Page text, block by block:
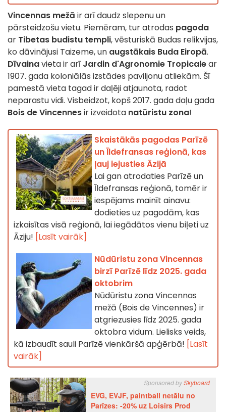
Vincennas mežā ir arī daudz slepenu un
pārsteidzošu vietu. Piemēram, tur atrodas pagoda
ar Tibetas budistu templi, vēsturiskā Budas relikvijas,
ko dāvinājusi Taizeme, un augstākais Buda Eiropā.
Dīvainavieta ir arīJardin d'Agronomie Tropicalear
1907. gada koloniālās izstādes paviljonu atliekām. Šī
pamestā vieta tagad ir daļēji atjaunota, radot
neparastu vidi. Visbeidzot, kopš 2017. gada daļu gada
Bois de Vincennesir izveidota natūristu zona!
Skaistākās pagodas Parīzē
un Īldefransas reģionā, kas
ļauj iejusties Āzijā
Lai gan atrodaties Parīzē un
Īldefransas reģionā, tomēr ir
iespējams mainīt ainavu:
dodieties uz pagodām, kas
izkaisītas visā reģionā, lai iegādātos vienu biļeti uz
Āziju! [Lasīt vairāk]
Nūdūristu zona Vincennas
birzī Parīzē līdz 2025. gada
oktobrim
Nūdūristu zona Vincennas
mežā (Bois de Vincennes) ir
atgriezusies līdz 2025. gada
oktobra vidum. Lielisks veids,
kā izbaudīt sauli Parīzē vienkāršā apģērbā! [Lasīt
vairāk]